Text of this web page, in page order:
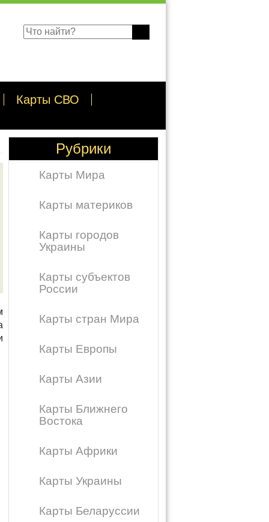
Карты СВО
Рубрики
Карты Мира
Карты материков
Карты городов
Украины
Карты субъектов
России
Карты стран Мира
Карты Европы
Карты Азии
Карты Ближнего
Востока
Карты Африки
Карты Украины
Карты Беларуссии